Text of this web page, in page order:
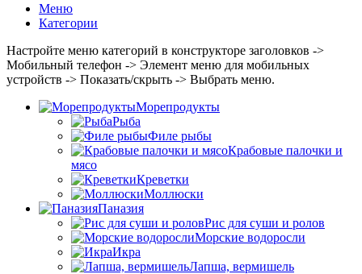
Меню
Категории
Настройте меню категорий в конструкторе заголовков ->
Мобильный телефон -> Элемент меню для мобильных
устройств -> Показать/скрыть -> Выбрать меню.
Морепродукты
Рыба
Филе рыбы
Крабовые палочки и
мясо
Креветки
Моллюски
Паназия
Рис для суши и ролов
Морские водоросли
Икра
Лапша, вермишель